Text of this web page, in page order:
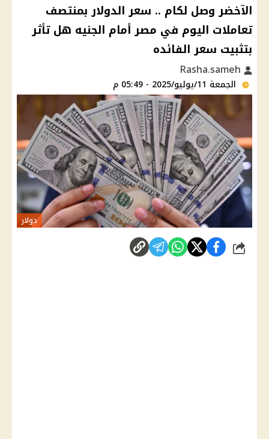
الآخضر وصل لكام .. ​سعر الدولار بمنتصف
تعاملات اليوم في مصر أمام الجنيه هل تأثر
بتثبيت سعر الفائده​
الجمعة 11/يوليو/2025 - 05:49 م
دولار
شارك